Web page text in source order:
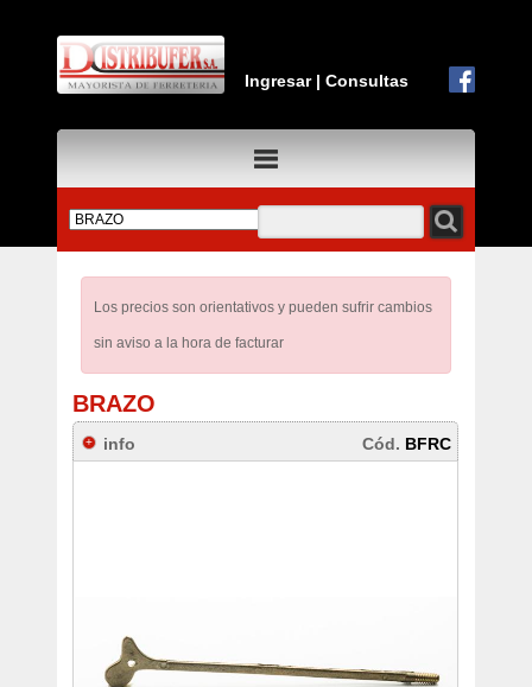
Ingresar|Consultas
Los precios son orientativos y pueden sufrir cambios
sin aviso a la hora de facturar
BRAZO
info Cód. BFRC